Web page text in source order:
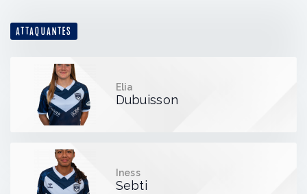
ATTAQUANTES
Elia
Dubuisson
Iness
Sebti